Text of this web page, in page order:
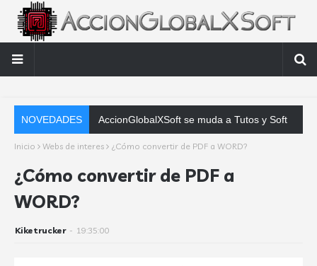
NOVEDADES Mozilla Firefox 137.0.2 en
Inicio Webs de interes ¿Cómo convertir de PDF a WORD?
¿Cómo convertir de PDF a
WORD?
Kiketrucker - 19:35:00